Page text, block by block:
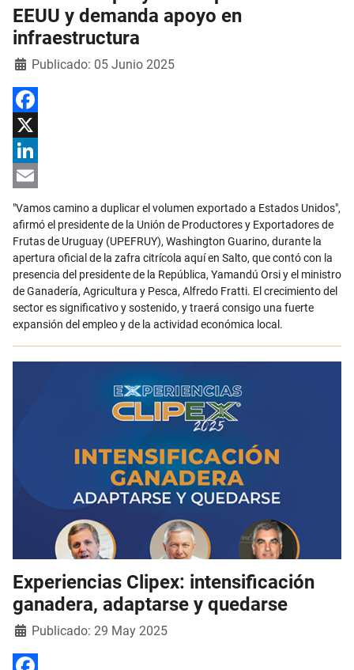
EEUU y demanda apoyo en
infraestructura
DetallesPublicado: 05 Junio 2025
Facebook
X
LinkedIn
Email
"Vamos camino a duplicar el volumen exportado a Estados Unidos",
afirmó el presidente de la Unión de Productores y Exportadores de
Frutas de Uruguay (UPEFRUY), Washington Guarino, durante la
apertura oficial de la zafra citrícola aquí en Salto, que contó con la
presencia del presidente de la República, Yamandú Orsi y el ministro
de Ganadería, Agricultura y Pesca, Alfredo Fratti. El crecimiento del
sector es significativo y sostenido, y traerá consigo una fuerte
expansión del empleo y de la actividad económica local.
Experiencias Clipex: intensificación
ganadera, adaptarse y quedarse
DetallesPublicado: 29 May 2025